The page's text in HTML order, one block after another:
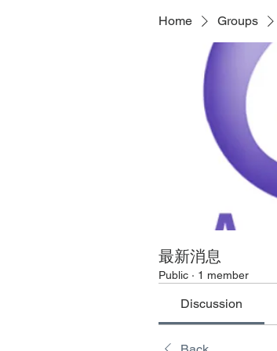
Home Groups
最新消息
Public · 1 member
Discussion